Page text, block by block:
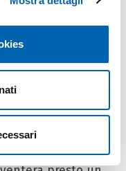
40% rispetto al
, il GNL è facilmente
di tubature, su